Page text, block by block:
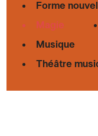
Forme
Magie
Musique
Théâtre